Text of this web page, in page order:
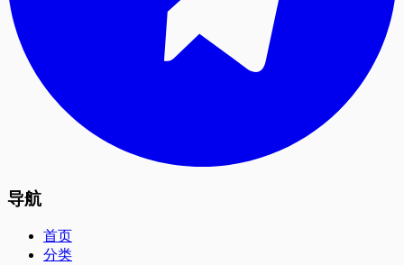
导航
首页
分类